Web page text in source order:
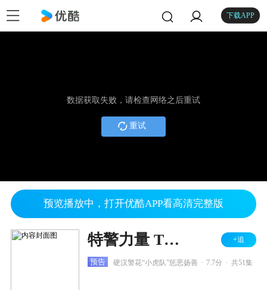
下载APP
数据获取失败，请检查网络之后重试
重试
预览播放中，打开优酷APP看高清完整版
特警力量 TV版 +追
预告 硬汉警花“小虎队”惩恶扬善 7.7分 共51集